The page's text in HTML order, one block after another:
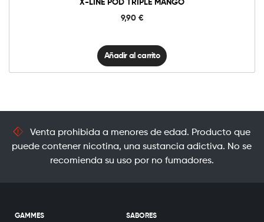
X-LINE POD TRIPLE MANGO
9,90 €
Añadir al carrito
Venta prohibida a menores de edad. Producto que
puede contener nicotina, una sustancia adictiva. No se
recomienda su uso por no fumadores.
GAMMES SABORES